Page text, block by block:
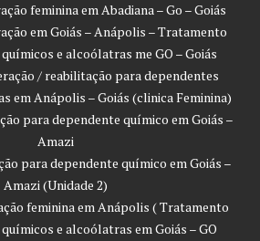
feminina em Abadiana – Go – Goiás
em Goiás – Anápolis – Tratamento
e alcoólatras me GO – Goiás
/ reabilitação para dependentes
em Anápolis – Goiás (clinica Feminina)
para dependente químico em Goiás –
Amazi
para dependente químico em Goiás –
Amazi (Unidade 2)
feminina em Anápolis ( Tratamento
e alcoólatras em Goiás – GO